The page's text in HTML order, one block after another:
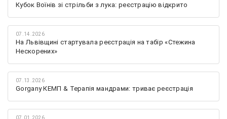
Кубок Воїнів зі стрільби з лука: реєстрацію відкрито
07.14.2026
На Львівщині стартувала реєстрація на табір «Стежина
Нескорених»
07.13.2026
Gorgany КЕМП & Терапія мандрами: триває реєстрація
07.01.2026